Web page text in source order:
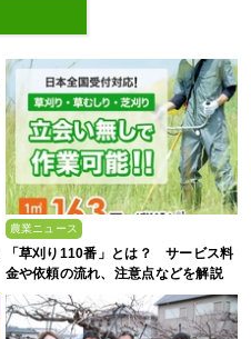
農業ニュース
「草刈り110番」とは？ サービス料
金や依頼の流れ、注意点などを解説